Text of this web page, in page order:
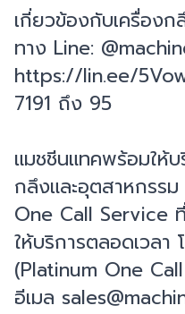
เกี่ยวข้องกับเครื่อง
ทาง Line:
https://lin.ee/
7191 ถึง 95
แมชชีนแทคพร้อมให้
กลึงและอุตสาหกรร
One Call Service
ให้บริการตลอดเวลา
(Platinum One
อีเมล